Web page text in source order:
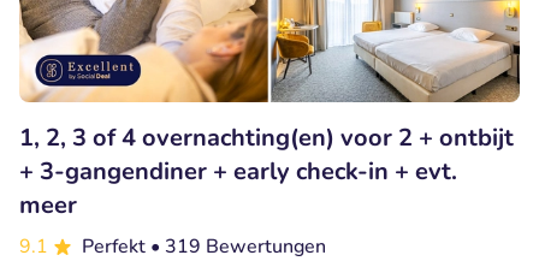
1, 2, 3 of 4 overnachting(en) voor 2 + ontbijt
+ 3-gangendiner + early check-in + evt.
meer
9.1 Perfekt • 319 Bewertungen